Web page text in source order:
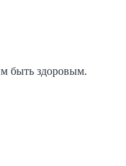
быть здоровым.